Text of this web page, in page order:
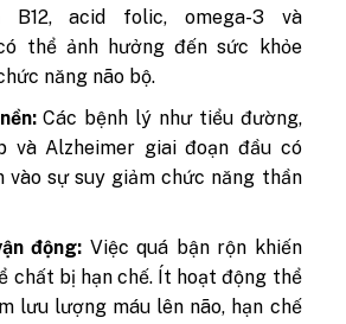
B12, acid folic, omega-3 và
thể ảnh hưởng đến sức khỏe
năng não bộ.
Các bệnh lý như tiểu đường,
và Alzheimer giai đoạn đầu có
vào sự suy giảm chức năng thần
động: Việc quá bận rộn khiến
chất bị hạn chế. Ít hoạt động thể
lưu lượng máu lên não, hạn chế